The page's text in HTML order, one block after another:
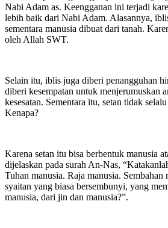
Nabi Adam as. Keengganan ini terjadi
lebih baik dari Nabi Adam. Alasannya,
sementara manusia dibuat dari tanah.
oleh Allah SWT.
Selain itu, iblis juga diberi penangguhan
diberi kesempatan untuk menjerumuskan
kesesatan. Sementara itu, setan tidak
Kenapa?
Karena setan itu bisa berbentuk manusia
dijelaskan pada surah An-Nas,
Tuhan manusia. Raja manusia. Sembahan
syaitan yang biasa bersembunyi, yang
manusia, dari jin dan manusia?”.